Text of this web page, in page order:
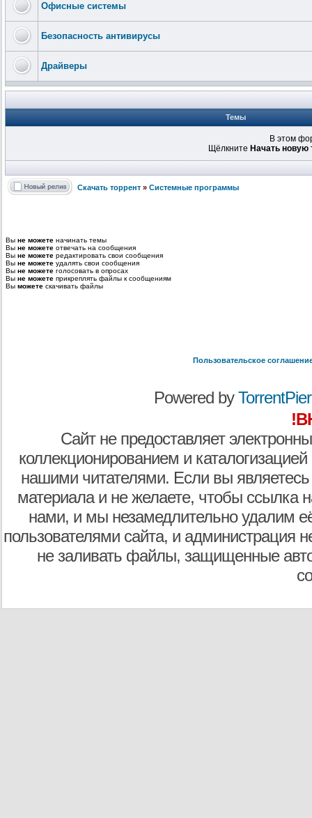
Офисные системы
Безопасность антивирусы
Драйверы
Темы
В этом
Щёлкните Начать новую
Скачать торрент » Системные программы
Вы не можете начинать темы
Вы не можете отвечать на сообщения
Вы не можете редактировать свои сообщения
Вы не можете удалять свои сообщения
Вы не можете голосовать в опросах
Вы не можете прикреплять файлы к сообщениям
Вы можете скачивать файлы
Пользовательское
Powered by
Сайт не предоставляет
коллекционированием и
нашими читателями. Если вы являетесь
материала и не желаете, чтобы ссылка
нами, и мы незамедлительно удалим
пользователями сайта, и администрация
не заливать файлы, защищенные